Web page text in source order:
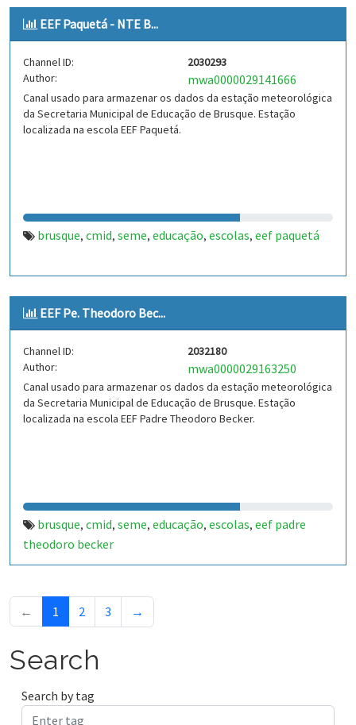
EEF Paquetá - NTE B...
Channel ID:
2030293
Author:
mwa0000029141666
Canal usado para armazenar os dados da estação meteorológica
da Secretaria Municipal de Educação de Brusque. Estação
localizada na escola EEF Paquetá.
brusque, cmid, seme, educação, escolas, eef paquetá
EEF Pe. Theodoro Bec...
Channel ID:
2032180
Author:
mwa0000029163250
Canal usado para armazenar os dados da estação meteorológica
da Secretaria Municipal de Educação de Brusque. Estação
localizada na escola EEF Padre Theodoro Becker.
brusque, cmid, seme, educação, escolas, eef padre
theodoro becker
← 1 2 3 →
Search
Search by tag